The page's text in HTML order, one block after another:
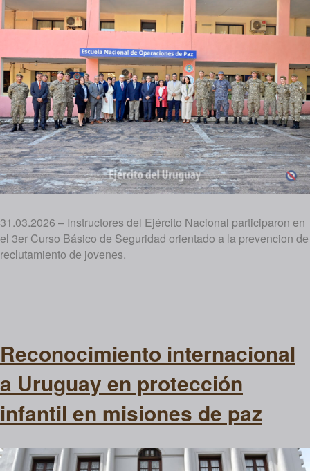
31.03.2026 – Instructores del Ejército Nacional participaron en
el 3er Curso Básico de Seguridad orientado a la prevencion de
reclutamiento de jovenes.
Reconocimiento internacional
a Uruguay en protección
infantil en misiones de paz